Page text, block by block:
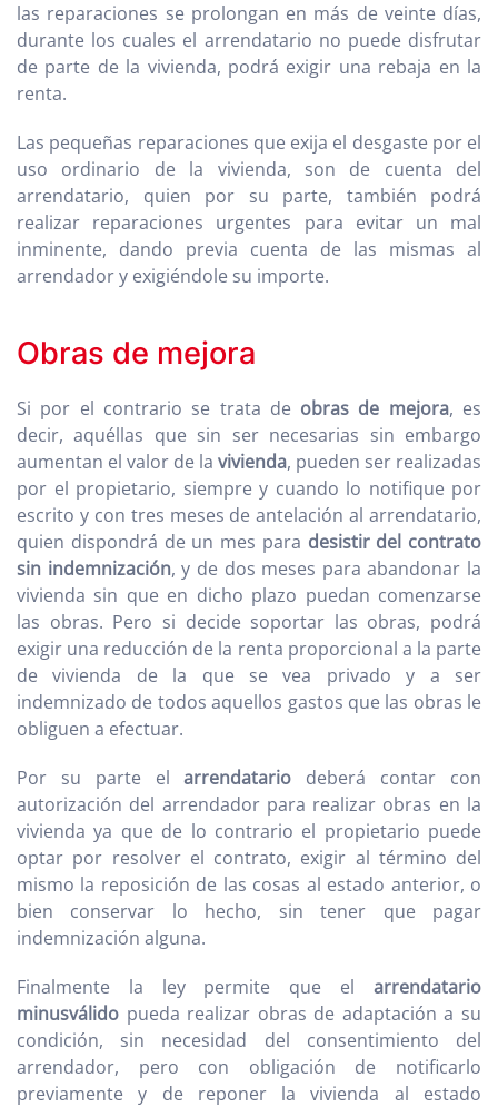
las reparaciones se prolongan en más de veinte días,
durante los cuales el arrendatario no puede disfrutar
de parte de la vivienda, podrá exigir una rebaja en la
renta.
Las pequeñas reparaciones que exija el desgaste por el
uso ordinario de la vivienda, son de cuenta del
arrendatario, quien por su parte, también podrá
realizar reparaciones urgentes para evitar un mal
inminente, dando previa cuenta de las mismas al
arrendador y exigiéndole su importe.
Obras de mejora
Si por el contrario se trata de obras de mejora, es
decir, aquéllas que sin ser necesarias sin embargo
aumentan el valor de la vivienda, pueden ser realizadas
por el propietario, siempre y cuando lo notifique por
escrito y con tres meses de antelación al arrendatario,
quien dispondrá de un mes para desistir del contrato
sin indemnización, y de dos meses para abandonar la
vivienda sin que en dicho plazo puedan comenzarse
las obras. Pero si decide soportar las obras, podrá
exigir una reducción de la renta proporcional a la parte
de vivienda de la que se vea privado y a ser
indemnizado de todos aquellos gastos que las obras le
obliguen a efectuar.
Por su parte elarrendatario deberá contar con
autorización del arrendador para realizar obras en la
vivienda ya que de lo contrario el propietario puede
optar por resolver el contrato, exigir al término del
mismo la reposición de las cosas al estado anterior, o
bien conservar lo hecho, sin tener que pagar
indemnización alguna.
Finalmente la ley permite que el arrendatario
minusválido pueda realizar obras de adaptación a su
condición, sin necesidad del consentimiento del
arrendador, pero con obligación de notificarlo
previamente y de reponer la vivienda al estado